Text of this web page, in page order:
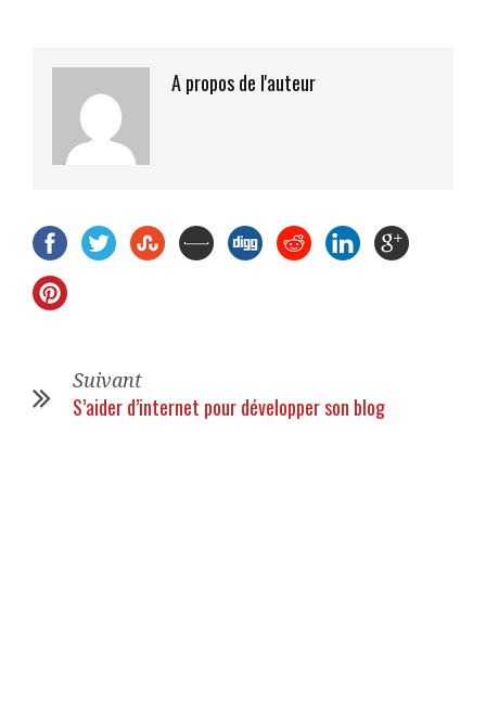
A propos de l'auteur
Suivant
S’aider d’internet pour développer son blog